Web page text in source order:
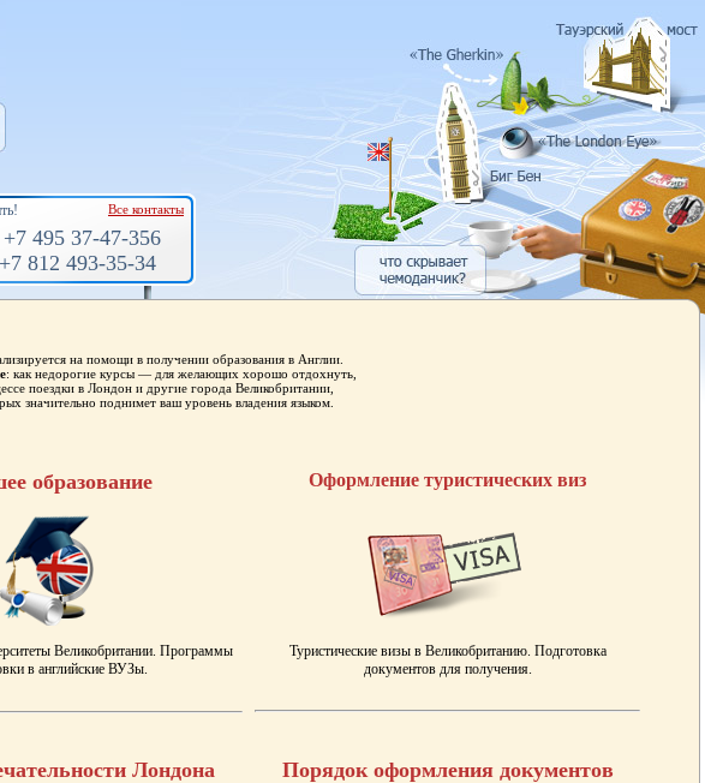
Все контакты
+7 495 37-47-356
+7 812 493-35-34
на помощи в получении образования в Англии.
: как недорогие курсы — для желающих хорошо отдохнуть,
поездки в Лондон и другие города Великобритании,
значительно поднимет ваш уровень владения языком.
образование Оформление туристических виз
Великобритании. Программы
в английские ВУЗы.
Туристические визы в Великобританию. Подготовка
документов для получения.
Лондона Порядок оформления документов